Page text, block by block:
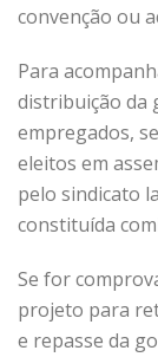
convenção ou
Para
distribuição da
empregados,
eleitos em
pelo sindicato
constituída
Se for
projeto para
e repasse da